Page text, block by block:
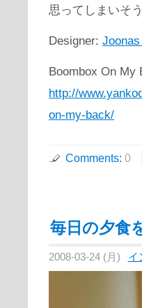
思ってしまいそう
Designer:
Boombox On My
http://
on-my-back/
Comments: 0
毎日の夕食
2008-03-24 (月) イ